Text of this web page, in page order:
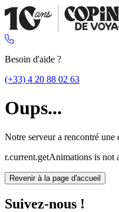
Besoin d'aide ?
(+33) 4 20 88 02 63
Oups...
Notre serveur a rencontré une
r.current.getAnimations is not
Revenir à la page d'accueil
Suivez-nous !